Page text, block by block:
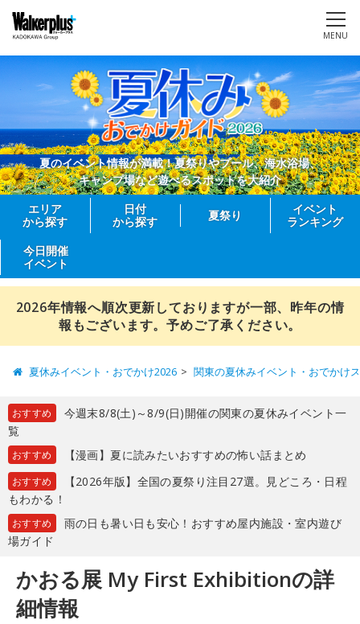
MENU
夏のイベント情報が満載！夏祭りやプール、海水浴場、
キャンプ場など遊べるスポットを大紹介
エリア
から探す
日付
から探す
夏祭り
イベント
ランキング
今日開催
イベント
2026年情報へ順次更新しておりますが一部、昨年の情
報もございます。予めご了承ください。
夏休みイベント・おでかけ2026 関東の夏休みイベント・おでかけ
おすすめ
今週末8/8(土)～8/9(日)開催の関東の夏休みイベント一
覧
おすすめ 【漫画】夏に読みたいおすすめの怖い話まとめ
おすすめ
【2026年版】全国の夏祭り注目27選。見どころ・日程
もわかる！
おすすめ
雨の日も暑い日も安心！おすすめ屋内施設・室内遊び
場ガイド
かおる展 My First Exhibitionの詳
細情報